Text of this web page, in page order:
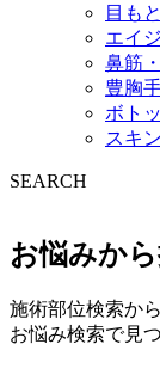
目も
エイ
鼻筋
豊胸
ボト
スキ
SEARCH
お悩みか
施術部位検索か
お悩み検索で見